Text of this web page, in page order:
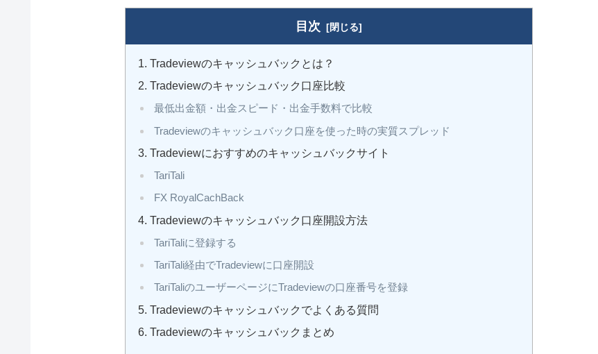
目次
Tradeviewのキャッシュバックとは？
Tradeviewのキャッシュバック口座比較
最低出金額・出金スピード・出金手数料で比較
Tradeviewのキャッシュバック口座を使った時の実質スプレッド
Tradeviewにおすすめのキャッシュバックサイト
TariTali
FX RoyalCachBack
Tradeviewのキャッシュバック口座開設方法
TariTaliに登録する
TariTali経由でTradeviewに口座開設
TariTaliのユーザーページにTradeviewの口座番号を登録
Tradeviewのキャッシュバックでよくある質問
Tradeviewのキャッシュバックまとめ